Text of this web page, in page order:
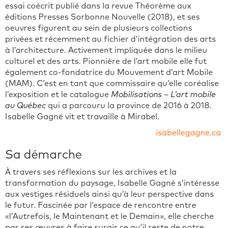
essai coécrit publié dans la revue Théorème aux
éditions Presses Sorbonne Nouvelle (2018), et ses
oeuvres figurent au sein de plusieurs collections
privées et récemment au fichier d’intégration des arts
à l’architecture. Activement impliquée dans le milieu
culturel et des arts. Pionnière de l’art mobile elle fut
également co-fondatrice du Mouvement d’art Mobile
(MAM). C’est en tant que commissaire qu’elle coréalise
l’exposition et le catalogue Mobilisations – L’art mobile
au Québec qui a parcouru la province de 2016 à 2018.
Isabelle Gagné vit et travaille à Mirabel.
isabellegagne.ca
Sa démarche
À travers ses réflexions sur les archives et la
transformation du paysage, Isabelle Gagné s’intéresse
aux vestiges résiduels ainsi qu’à leur perspective dans
le futur. Fascinée par l’espace de rencontre entre
«l’Autrefois, le Maintenant et le Demain», elle cherche